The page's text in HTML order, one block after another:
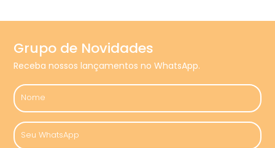
Grupo de Novidades
Receba nossos lançamentos no WhatsApp.